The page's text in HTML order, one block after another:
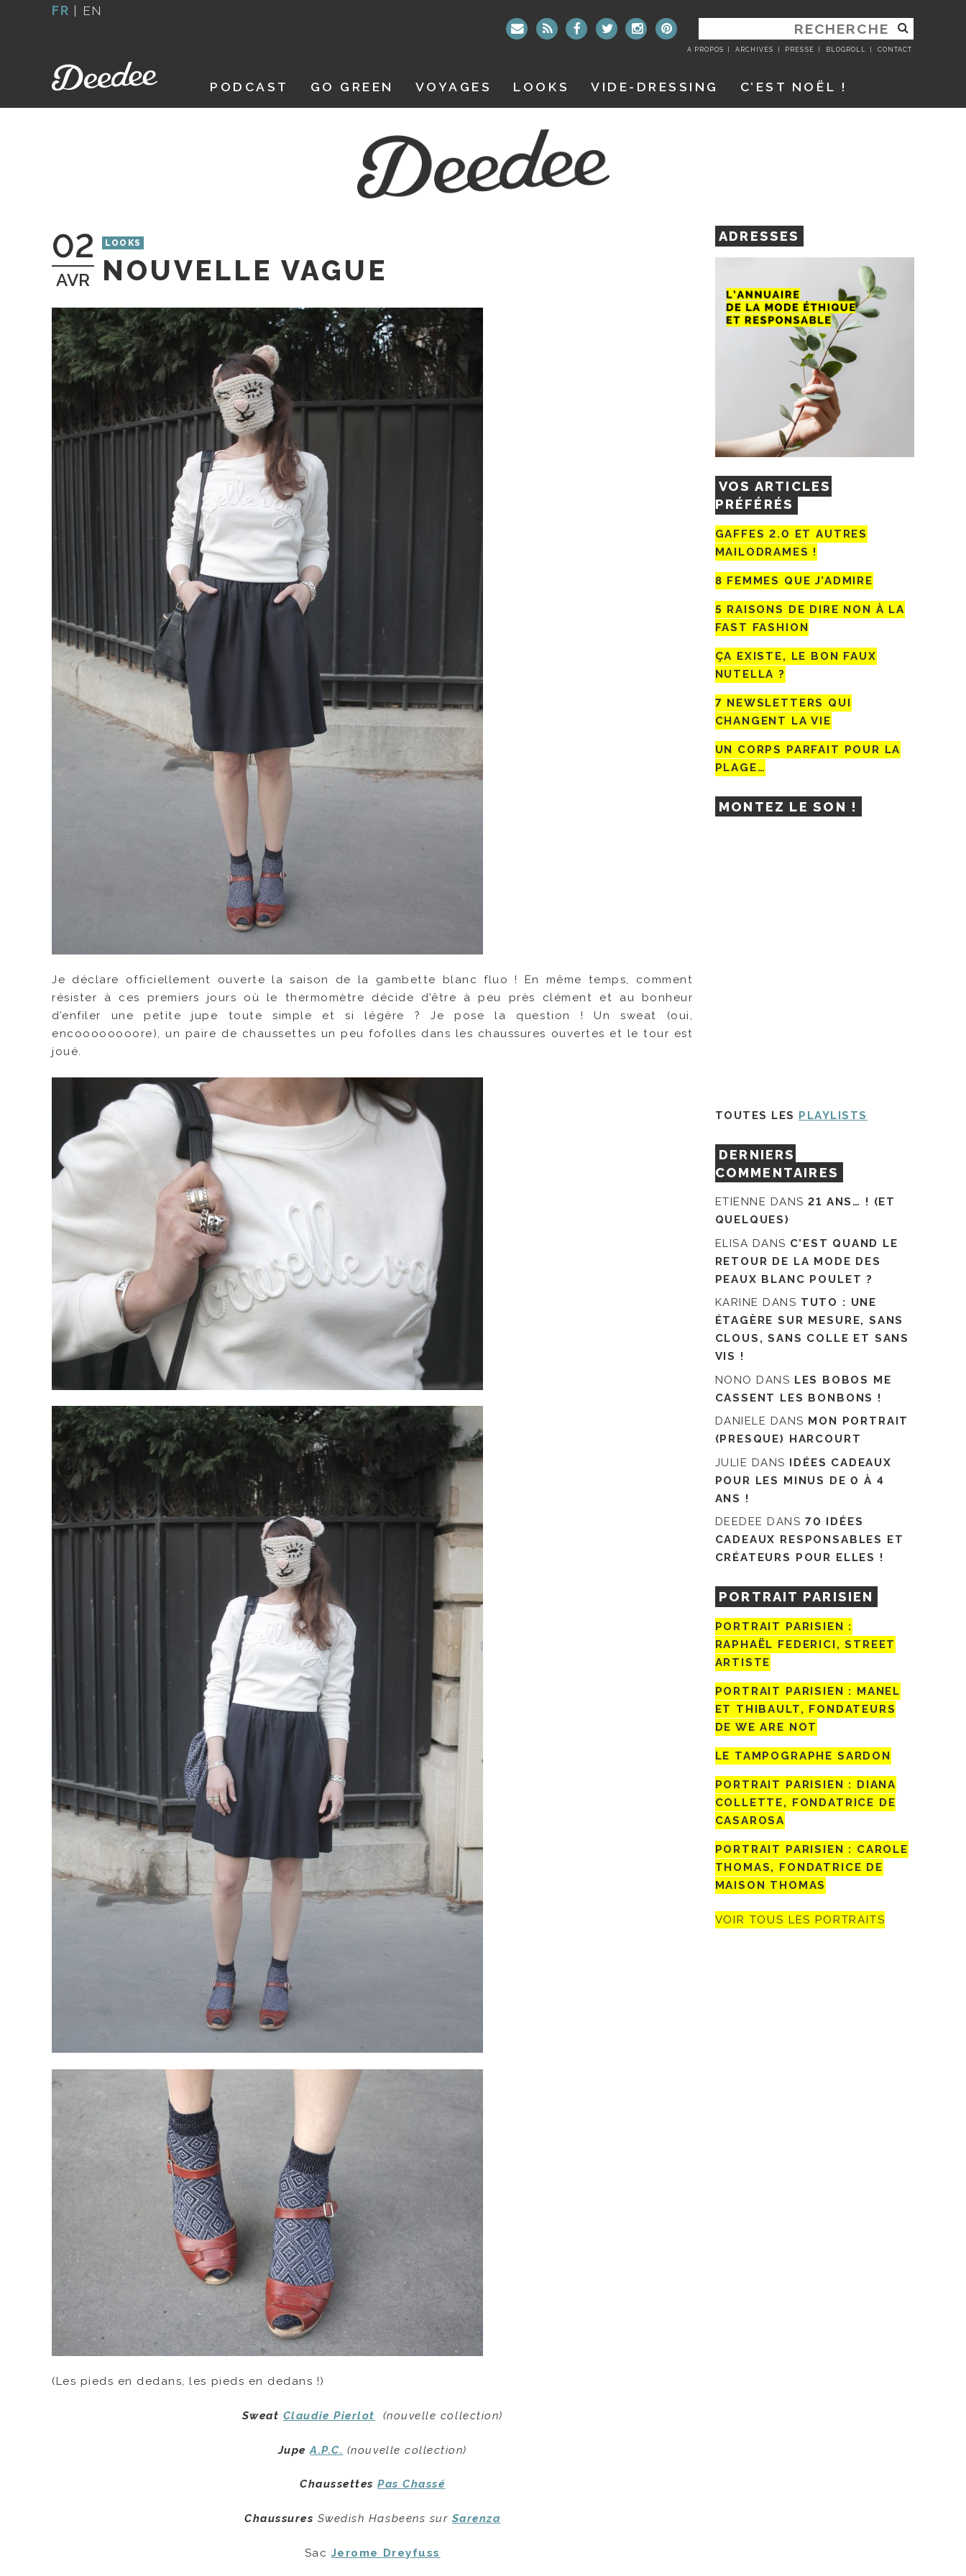
FR | EN
RECHERCHER
:
A PROPOS ARCHIVES PRESSE BLOGROLL CONTACT
PODCAST GO GREEN VOYAGES LOOKS VIDE-DRESSING C’EST NOËL !
02
AVR
LOOKS
NOUVELLE VAGUE
Je déclare officiellement ouverte la saison de la gambette blanc fluo ! En même temps, comment
résister à ces premiers jours où le thermomètre décide d’être à peu près clément et au bonheur
d’enfiler une petite jupe toute simple et si légère ? Je pose la question ! Un sweat (oui,
encoooooooore), un paire de chaussettes un peu fofolles dans les chaussures ouvertes et le tour est
joué.
(Les pieds en dedans, les pieds en dedans !)
Sweat Claudie Pierlot (nouvelle collection)
Jupe A.P.C. (nouvelle collection)
Chaussettes Pas Chassé
Chaussures Swedish Hasbeens sur Sarenza
Sac Jerome Dreyfuss
ADRESSES
VOS ARTICLES
PRÉFÉRÉS
GAFFES 2.0 ET AUTRES
MAILODRAMES !
8 FEMMES QUE J’ADMIRE
5 RAISONS DE DIRE NON À LA
FAST FASHION
ÇA EXISTE, LE BON FAUX
NUTELLA ?
7 NEWSLETTERS QUI
CHANGENT LA VIE
UN CORPS PARFAIT POUR LA
PLAGE…
MONTEZ LE SON !
TOUTES LES PLAYLISTS
DERNIERS
COMMENTAIRES
ETIENNE DANS21 ANS… ! (ET
QUELQUES)
ELISA DANS C’EST QUAND LE
RETOUR DE LA MODE DES
PEAUX BLANC POULET ?
KARINE DANS TUTO : UNE
ÉTAGÈRE SUR MESURE, SANS
CLOUS, SANS COLLE ET SANS
VIS !
NONO DANS LES BOBOS ME
CASSENT LES BONBONS !
DANIELE DANS MON PORTRAIT
(PRESQUE) HARCOURT
JULIE DANS IDÉES CADEAUX
POUR LES MINUS DE 0 À 4
ANS !
DEEDEE DANS 70 IDÉES
CADEAUX RESPONSABLES ET
CRÉATEURS POUR ELLES !
PORTRAIT PARISIEN
PORTRAIT PARISIEN :
RAPHAËL FEDERICI, STREET
ARTISTE
PORTRAIT PARISIEN : MANEL
ET THIBAULT, FONDATEURS
DE WE ARE NOT
LE TAMPOGRAPHE SARDON
PORTRAIT PARISIEN : DIANA
COLLETTE, FONDATRICE DE
CASAROSA
PORTRAIT PARISIEN : CAROLE
THOMAS, FONDATRICE DE
MAISON THOMAS
VOIR TOUS LES PORTRAITS